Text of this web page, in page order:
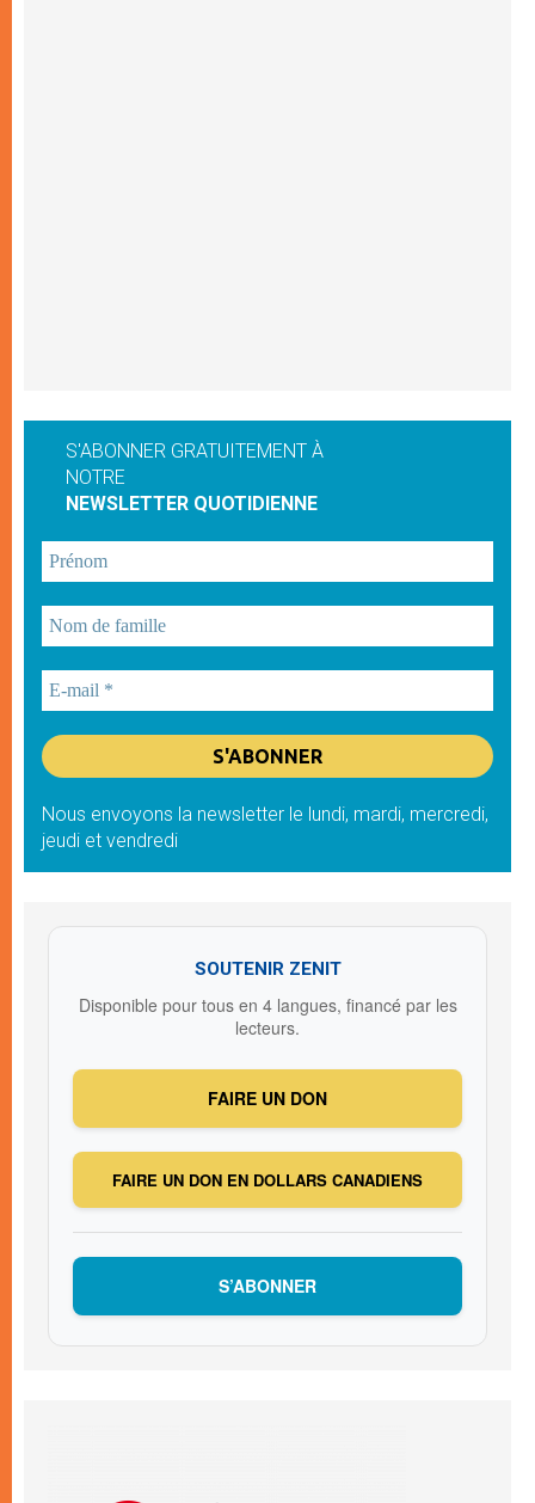
S'ABONNER GRATUITEMENT À
NOTRE
NEWSLETTER QUOTIDIENNE
Nous envoyons la newsletter le lundi, mardi, mercredi,
jeudi et vendredi
SOUTENIR ZENIT
Disponible pour tous en 4 langues, financé par les
lecteurs.
FAIRE UN DON
FAIRE UN DON EN DOLLARS CANADIENS
S’ABONNER